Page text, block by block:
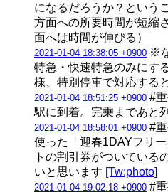
になるだろうか？という
方面への所要時間が短縮
面へは時間が伸びる）
2021-01-04 18:38:05 +0900 ※
特急・快速特急のみにす
様、特別停車で対応する
2021-01-04 18:51:25 +0900 #
駅に到着。完乗まであと
2021-01-04 18:58:01 +0900 #
使った「迎春1DAYフリ
トの割引券がついている
いと思います [Tw:photo]
2021-01-04 19:02:18 +0900 #